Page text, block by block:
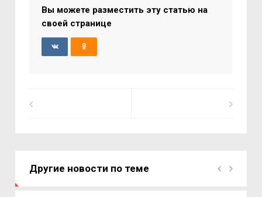
Вы можете разместить эту статью на
своей странице
Другие новости по теме